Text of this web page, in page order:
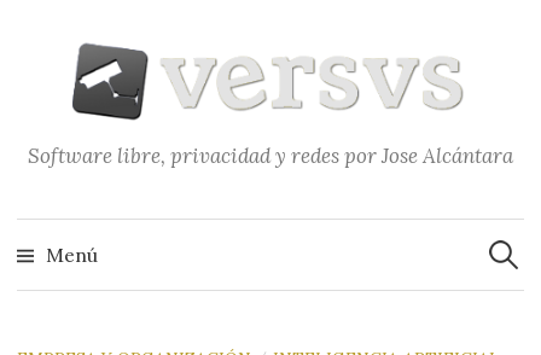
contenido
Software libre, privacidad y redes por Jose Alcántara
Menú